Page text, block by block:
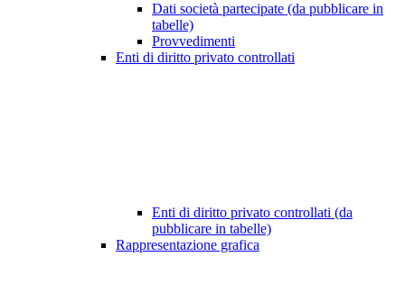
Dati società partecipate (da pubblicare in
tabelle)
Provvedimenti
Enti di diritto privato controllati
Enti di diritto privato controllati (da
pubblicare in tabelle)
Rappresentazione grafica